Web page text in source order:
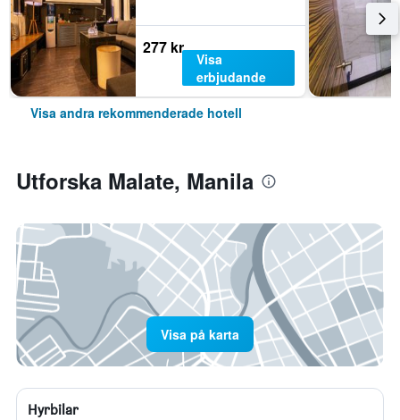
277 kr
Visa
erbjudande
Visa andra rekommenderade hotell
Utforska Malate, Manila
Visa på karta
Hyrbilar